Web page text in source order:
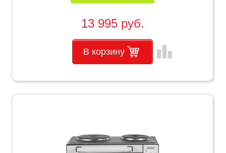
13 995 руб.
В корзину leaderboard